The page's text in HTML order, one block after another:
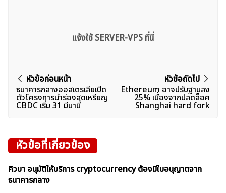
แจ้งใช้ SERVER-VPS ที่นี่
แนะแนว
เรื่อง
หัวข้อก่อนหน้า
ธนาคารกลางออสเตรเลียเปิด
ตัวโครงการนำร่องสดเหรียญ
CBDC เริ่ม 31 มีนานี้
หัวข้อถัดไป
Ethereum อาจปรับฐานลง
25% เนื่องจากปลดล็อค
Shanghai hard fork
หัวข้อที่เกี่ยวข้อง
คิวบา อนุมัติให้บริการ cryptocurrency ต้องมีใบอนุญาตจาก
ธนาคารกลาง